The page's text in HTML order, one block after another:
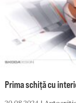
Prima schiță cu